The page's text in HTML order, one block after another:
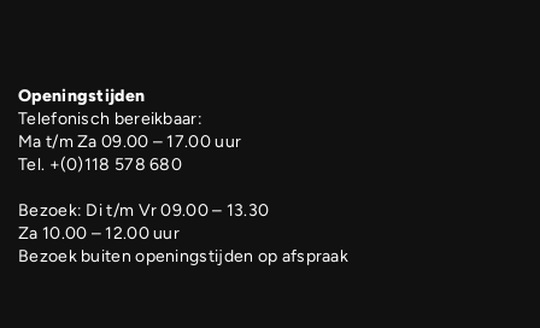
Openingstijden
Telefonisch bereikbaar:
Ma t/m Za 09.00 – 17.00 uur
Tel. +(0)118 578 680
Bezoek: Di t/m Vr 09.00 – 13.30
Za 10.00 – 12.00 uur
Bezoek buiten openingstijden op afspraak